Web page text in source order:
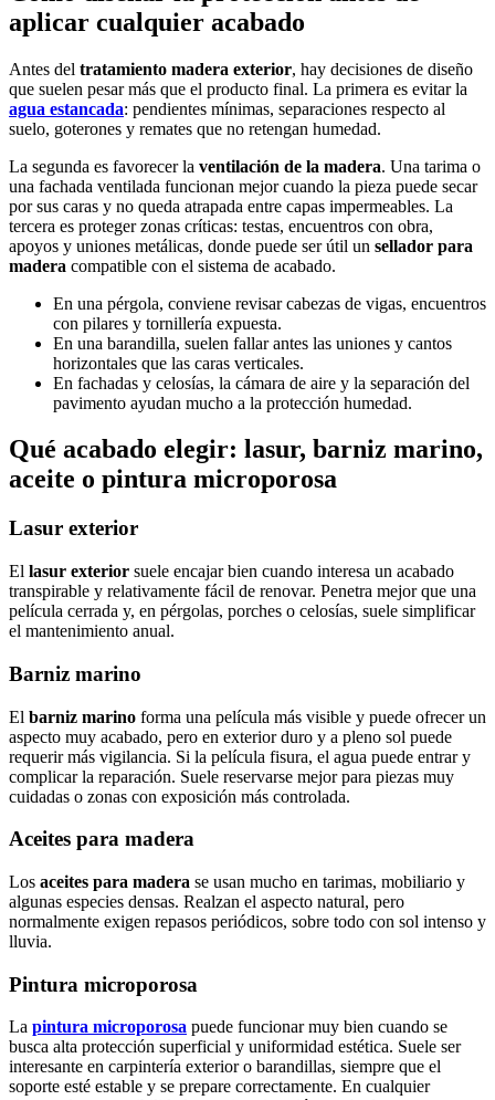
aplicar cualquier acabado
Antes del tratamiento madera exterior, hay decisiones de diseño
que suelen pesar más que el producto final. La primera es evitar la
agua estancada: pendientes mínimas, separaciones respecto al
suelo, goterones y remates que no retengan humedad.
La segunda es favorecer la ventilación de la madera. Una tarima o
una fachada ventilada funcionan mejor cuando la pieza puede secar
por sus caras y no queda atrapada entre capas impermeables. La
tercera es proteger zonas críticas: testas, encuentros con obra,
apoyos y uniones metálicas, donde puede ser útil un sellador para
madera compatible con el sistema de acabado.
En una pérgola, conviene revisar cabezas de vigas, encuentros
con pilares y tornillería expuesta.
En una barandilla, suelen fallar antes las uniones y cantos
horizontales que las caras verticales.
En fachadas y celosías, la cámara de aire y la separación del
pavimento ayudan mucho a la protección humedad.
Qué acabado elegir: lasur, barniz marino,
aceite o pintura microporosa
Lasur exterior
El lasur exterior suele encajar bien cuando interesa un acabado
transpirable y relativamente fácil de renovar. Penetra mejor que una
película cerrada y, en pérgolas, porches o celosías, suele simplificar
el mantenimiento anual.
Barniz marino
El barniz marino forma una película más visible y puede ofrecer un
aspecto muy acabado, pero en exterior duro y a pleno sol puede
requerir más vigilancia. Si la película fisura, el agua puede entrar y
complicar la reparación. Suele reservarse mejor para piezas muy
cuidadas o zonas con exposición más controlada.
Aceites para madera
Los aceites para madera se usan mucho en tarimas, mobiliario y
algunas especies densas. Realzan el aspecto natural, pero
normalmente exigen repasos periódicos, sobre todo con sol intenso y
lluvia.
Pintura microporosa
La pintura microporosa puede funcionar muy bien cuando se
busca alta protección superficial y uniformidad estética. Suele ser
interesante en carpintería exterior o barandillas, siempre que el
soporte esté estable y se prepare correctamente. En cualquier